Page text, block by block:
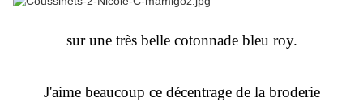
sur une très belle cotonnade bleu roy.
J'aime beaucoup ce décentrage de la broderie